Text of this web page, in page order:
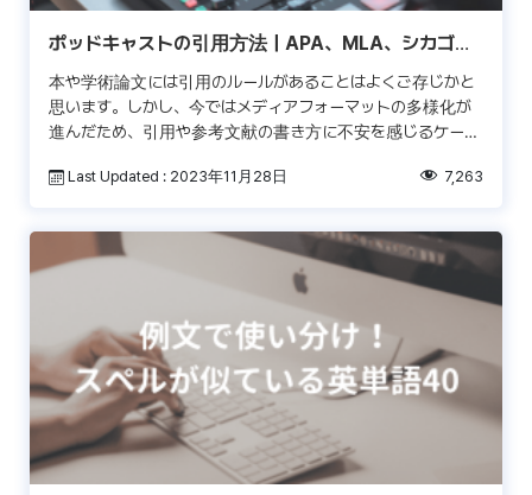
ポッドキャストの引用方法｜APA、MLA、シカゴ、
バンクーバースタイル
本や学術論文には引用のルールがあることはよくご存じかと
思います。しかし、今ではメディアフォーマットの多様化が
進んだため、引用や参考文献の書き方に不安を感じるケース
ルー […]
Last Updated : 2023年11月28日 7,263